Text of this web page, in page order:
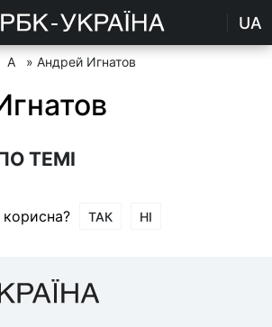
UA
А » Андрей Игнатов
ТЕМІ
корисна? ТАК НІ